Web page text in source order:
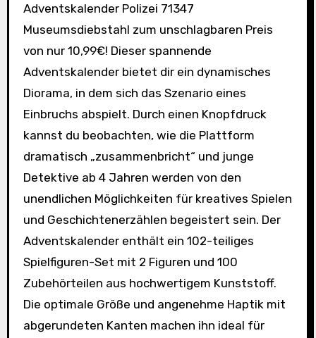
Adventskalender Polizei 71347
Museumsdiebstahl zum unschlagbaren Preis
von nur 10,99€! Dieser spannende
Adventskalender bietet dir ein dynamisches
Diorama, in dem sich das Szenario eines
Einbruchs abspielt. Durch einen Knopfdruck
kannst du beobachten, wie die Plattform
dramatisch „zusammenbricht“ und junge
Detektive ab 4 Jahren werden von den
unendlichen Möglichkeiten für kreatives Spielen
und Geschichtenerzählen begeistert sein. Der
Adventskalender enthält ein 102-teiliges
Spielfiguren-Set mit 2 Figuren und 100
Zubehörteilen aus hochwertigem Kunststoff.
Die optimale Größe und angenehme Haptik mit
abgerundeten Kanten machen ihn ideal für